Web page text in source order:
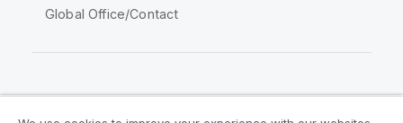
Global Office/Contact